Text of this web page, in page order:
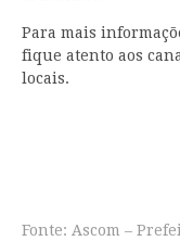
Para mais
fique atento aos
locais.
Fonte: Ascom –